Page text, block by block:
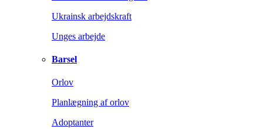
Ukrainsk arbejdskraft
Unges arbejde
Barsel
Orlov
Planlægning af orlov
Adoptanter